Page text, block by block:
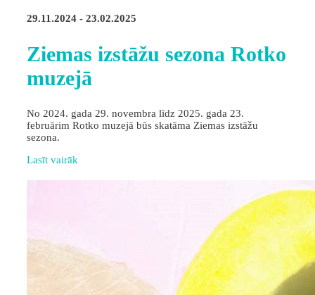
29.11.2024 - 23.02.2025
Ziemas izstāžu sezona Rotko
muzejā
No 2024. gada 29. novembra līdz 2025. gada 23.
februārim Rotko muzejā būs skatāma Ziemas izstāžu
sezona.
Lasīt vairāk